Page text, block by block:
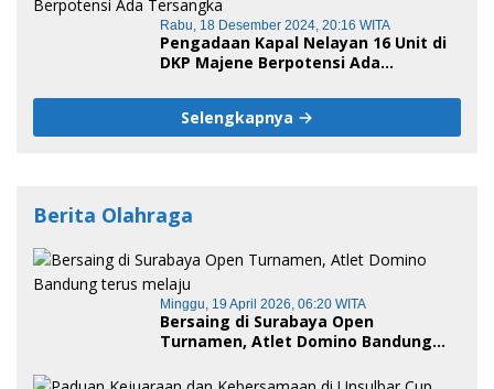
Rabu, 18 Desember 2024, 20:16 WITA
Pengadaan Kapal Nelayan 16 Unit di
DKP Majene Berpotensi Ada
Selengkapnya
Berita Olahraga
Minggu, 19 April 2026, 06:20 WITA
Bersaing di Surabaya Open
Turnamen, Atlet Domino Bandung